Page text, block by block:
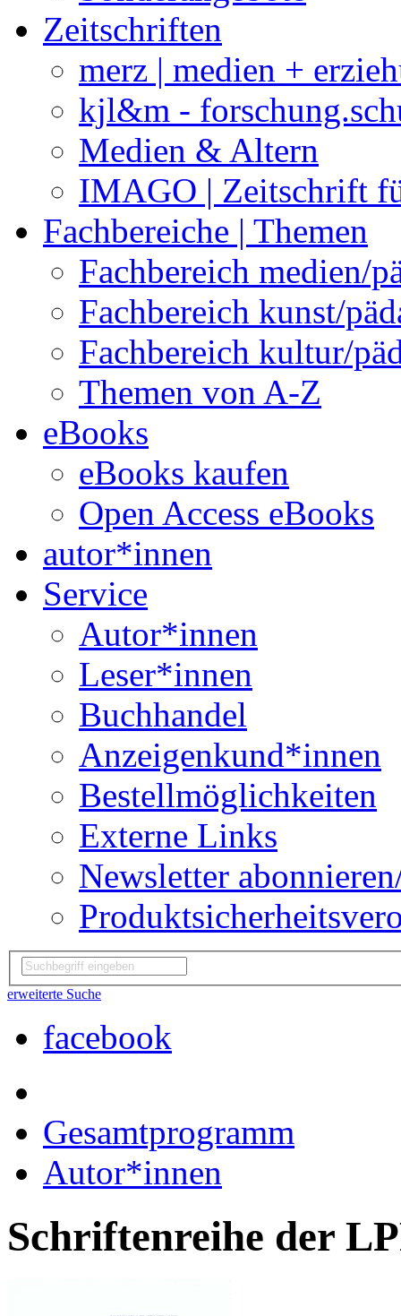
Zeitschriften
merz | medien +
kjl&m -
Medien & Altern
IMAGO | Zeitschrift
Fachbereiche | Themen
Fachbereich medien/
Fachbereich kunst/
Fachbereich kultur/
Themen von A-Z
eBooks
eBooks kaufen
Open Access eBooks
autor*innen
Service
Autor*innen
Leser*innen
Buchhandel
Anzeigenkund*innen
Bestellmöglichkeiten
Externe Links
Newsletter
erweiterte Suche
facebook
Gesamtprogramm
Autor*innen
Schriftenreihe der